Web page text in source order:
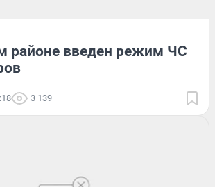
районе введен режим ЧС
3 139